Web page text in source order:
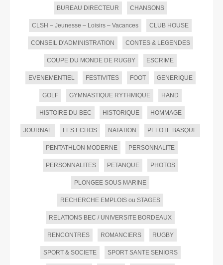
BUREAU DIRECTEUR CHANSONS
CLSH – Jeunesse – Loisirs – Vacances CLUB HOUSE
CONSEIL D'ADMINISTRATION CONTES & LEGENDES
COUPE DU MONDE DE RUGBY ESCRIME
EVENEMENTIEL FESTIVITES FOOT GENERIQUE
GOLF GYMNASTIQUE RYTHMIQUE HAND
HISTOIRE DU BEC HISTORIQUE HOMMAGE
JOURNAL LES ECHOS NATATION PELOTE BASQUE
PENTATHLON MODERNE PERSONNALITE
PERSONNALITES PETANQUE PHOTOS
PLONGEE SOUS MARINE
RECHERCHE EMPLOIS ou STAGES
RELATIONS BEC / UNIVERSITE BORDEAUX
RENCONTRES ROMANCIERS RUGBY
SPORT & SOCIETE SPORT SANTE SENIORS